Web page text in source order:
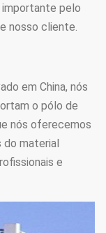
importante pelo
nosso cliente.
em China, nós
o pólo de
nós oferecemos
material
e